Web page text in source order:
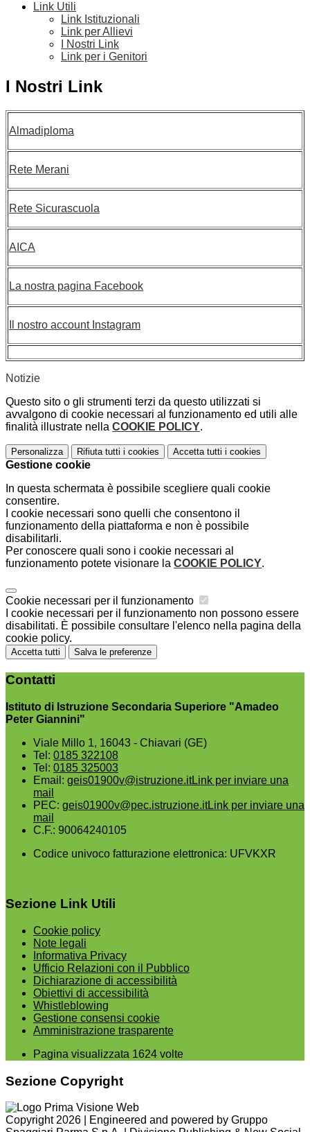
Link Utili
Link Istituzionali
Link per Allievi
I Nostri Link
Link per i Genitori
I Nostri Link
Almadiploma
Rete Merani
Rete Sicurascuola
AICA
La nostra pagina Facebook
Il nostro account Instagram
Notizie
Questo sito o gli strumenti terzi da questo utilizzati si
avvalgono di cookie necessari al funzionamento ed utili alle
finalità illustrate nella COOKIE POLICY.
Personalizza Rifiuta tutti i cookies Accetta tutti i cookies
Gestione cookie
In questa schermata è possibile scegliere quali cookie
consentire.
I cookie necessari sono quelli che consentono il
funzionamento della piattaforma e non è possibile
disabilitarli.
Per conoscere quali sono i cookie necessari al
funzionamento potete visionare la COOKIE POLICY.
Cookie necessari per il funzionamento
I cookie necessari per il funzionamento non possono essere
disabilitati. È possibile consultare l'elenco nella pagina della
cookie policy.
Accetta tutti Salva le preferenze
Contatti
Istituto di Istruzione Secondaria Superiore "Amadeo
Peter Giannini"
Viale Millo 1, 16043 - Chiavari (GE)
Tel: 0185 322108
Tel: 0185 325003
Email: geis01900v@istruzione.itLink per inviare una
mail
PEC: geis01900v@pec.istruzione.itLink per inviare una
mail
C.F.: 90064240105
Codice univoco fatturazione elettronica: UFVKXR
Sezione Link Utili
Cookie policy
Note legali
Informativa Privacy
Ufficio Relazioni con il Pubblico
Dichiarazione di accessibilità
Obiettivi di accessibilità
Whistleblowing
Gestione consensi cookie
Amministrazione trasparente
Pagina visualizzata 1624 volte
Sezione Copyright
Copyright 2026 | Engineered and powered by Gruppo